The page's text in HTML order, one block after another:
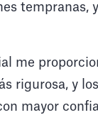
tempranas,
me
rigurosa, y
mayor